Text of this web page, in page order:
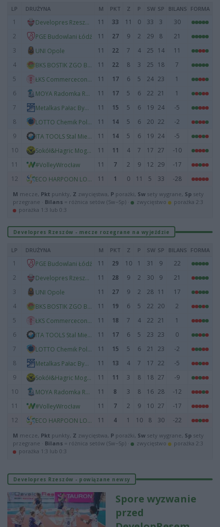
LP DRUŻYNA M PKT Z P SW SP BILANS FORMA
1 Developres Rzeszów 11 33 11 0 33 3
30
2
PGE Budowlani Łódź 11 27 9 2 29 8
21
3
UNI Opole 11 22 7 4 25 14
11
4
BKS BOSTIK ZGO Bielsko-Biała 11 22 8 3 25 18
7
5
ŁKS Commercecon Łódź 11 17 6 5 24 23
1
6
MOYA Radomka Radom 11 17 5 6 22 21
1
7
Metalkas Pałac Bydgoszcz 11 15 5 6 19 24
-5
8
LOTTO Chemik Police 11 14 5 6 20 22
-2
9
ITA TOOLS Stal Mielec 11 14 5 6 19 24
-5
10
Sokół&Hagric Mogilno 11 11 4 7 17 27
-10
11
#VolleyWrocław 11 7 2 9 12 29
-17
12
ECO HARPOON LOS Nowy Dwór Mazowiecki 11 1 0 11 5 33 -28
M mecze, Pkt punkty, Z zwycięstwa, P porażki, Sw sety wygrane, Sp sety
przegrane · Bilans = różnica setów (Sw−Sp) · zwycięstwo
porażka 2:3
porażka 1:3 lub 0:3
Developres Rzeszów - mecze rozegrane na wyjeździe
LP DRUŻYNA M PKT Z P SW SP BILANS FORMA
1 PGE Budowlani Łódź 11 29 10 1 31 9
22
2
Developres Rzeszów 11 28 9 2 30 9
21
3
UNI Opole 11 27 9 2 28 11
17
4
BKS BOSTIK ZGO Bielsko-Biała 11 19 6 5 22 20
2
5
ŁKS Commercecon Łódź 11 18 7 4 22 21
1
6
ITA TOOLS Stal Mielec 11 17 6 5 23 23
0
7
LOTTO Chemik Police 11 15 5 6 21 23
-2
8
Metalkas Pałac Bydgoszcz 11 13 4 7 17 22
-5
9
Sokół&Hagric Mogilno 11 11 3 8 18 27
-9
10
MOYA Radomka Radom 11 8 3 8 16 28
-12
11
#VolleyWrocław 11 7 2 9 10 27
-17
12
ECO HARPOON LOS Nowy Dwór Mazowiecki 11 4 1 10 8 30 -22
M mecze, Pkt punkty, Z zwycięstwa, P porażki, Sw sety wygrane, Sp sety
przegrane · Bilans = różnica setów (Sw−Sp) · zwycięstwo
porażka 2:3
porażka 1:3 lub 0:3
Developres Rzeszów - powiązane newsy
Spore wyzwanie
przed